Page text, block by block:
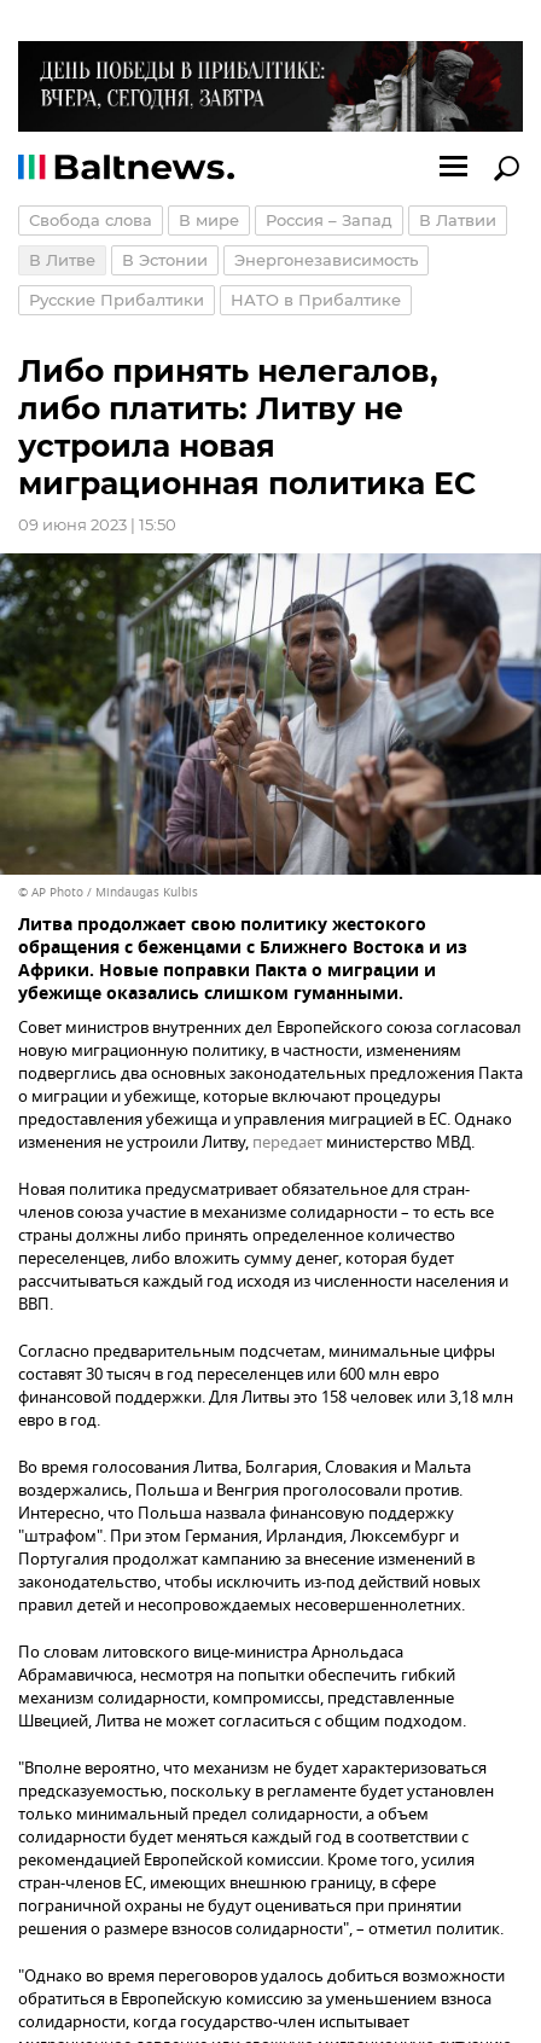
Свобода слова В мире Россия – Запад В Латвии
В Литве В Эстонии Энергонезависимость
Русские Прибалтики НАТО в Прибалтике
Либо принять нелегалов,
либо платить: Литву не
устроила новая
миграционная политика ЕС
09 июня 2023 | 15:50
© AP Photo / Mindaugas Kulbis
Литва продолжает свою политику жестокого
обращения с беженцами с Ближнего Востока и из
Африки. Новые поправки Пакта о миграции и
убежище оказались слишком гуманными.
Совет министров внутренних дел Европейского союза согласовал
новую миграционную политику, в частности, изменениям
подверглись два основных законодательных предложения Пакта
о миграции и убежище, которые включают процедуры
предоставления убежища и управления миграцией в ЕС. Однако
изменения не устроили Литву, передает министерство МВД.
Новая политика предусматривает обязательное для стран-
членов союза участие в механизме солидарности – то есть все
страны должны либо принять определенное количество
переселенцев, либо вложить сумму денег, которая будет
рассчитываться каждый год исходя из численности населения и
ВВП.
Согласно предварительным подсчетам, минимальные цифры
составят 30 тысяч в год переселенцев или 600 млн евро
финансовой поддержки. Для Литвы это 158 человек или 3,18 млн
евро в год.
Во время голосования Литва, Болгария, Словакия и Мальта
воздержались, Польша и Венгрия проголосовали против.
Интересно, что Польша назвала финансовую поддержку
"штрафом". При этом Германия, Ирландия, Люксембург и
Португалия продолжат кампанию за внесение изменений в
законодательство, чтобы исключить из-под действий новых
правил детей и несопровождаемых несовершеннолетних.
По словам литовского вице-министра Арнольдаса
Абрамавичюса, несмотря на попытки обеспечить гибкий
механизм солидарности, компромиссы, представленные
Швецией, Литва не может согласиться с общим подходом.
"Вполне вероятно, что механизм не будет характеризоваться
предсказуемостью, поскольку в регламенте будет установлен
только минимальный предел солидарности, а объем
солидарности будет меняться каждый год в соответствии с
рекомендацией Европейской комиссии. Кроме того, усилия
стран-членов ЕС, имеющих внешнюю границу, в сфере
пограничной охраны не будут оцениваться при принятии
решения о размере взносов солидарности", – отметил политик.
"Однако во время переговоров удалось добиться возможности
обратиться в Европейскую комиссию за уменьшением взноса
солидарности, когда государство-член испытывает